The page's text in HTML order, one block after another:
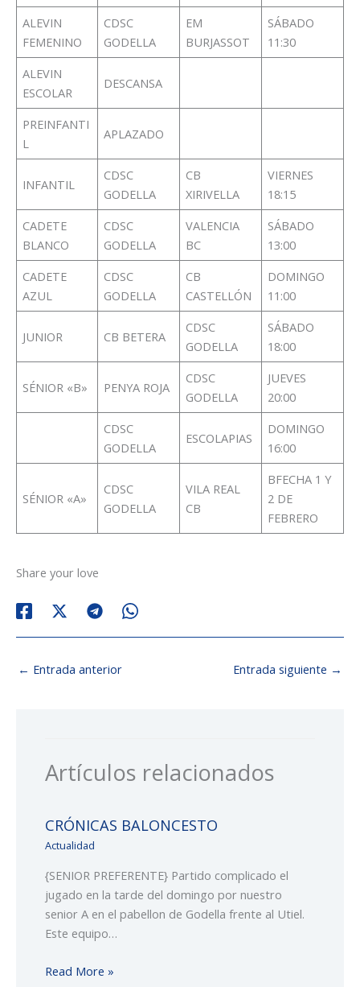
ALEVIN
FEMENINO
CDSC
GODELLA
EM
BURJASSOT
SÁBADO
11:30
ALEVIN
ESCOLAR
DESCANSA
PREINFANTI
L
APLAZADO
INFANTIL
CDSC
GODELLA
CB
XIRIVELLA
VIERNES
18:15
CADETE
BLANCO
CDSC
GODELLA
VALENCIA
BC
SÁBADO
13:00
CADETE
AZUL
CDSC
GODELLA
CB
CASTELLÓN
DOMINGO
11:00
JUNIOR CB BETERA
CDSC
GODELLA
SÁBADO
18:00
SÉNIOR «B» PENYA ROJA
CDSC
GODELLA
JUEVES
20:00
CDSC
GODELLA
ESCOLAPIAS
DOMINGO
16:00
SÉNIOR «A»
CDSC
GODELLA
VILA REAL
CB
BFECHA 1 Y
2 DE
FEBRERO
Share your love
← Entrada anterior Entrada siguiente →
Artículos relacionados
CRÓNICAS BALONCESTO
Actualidad
{SENIOR PREFERENTE} Partido complicado el
jugado en la tarde del domingo por nuestro
senior A en el pabellon de Godella frente al Utiel.
Este equipo…
Read More »